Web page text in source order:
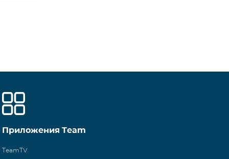
Приложения Team
TeamTV